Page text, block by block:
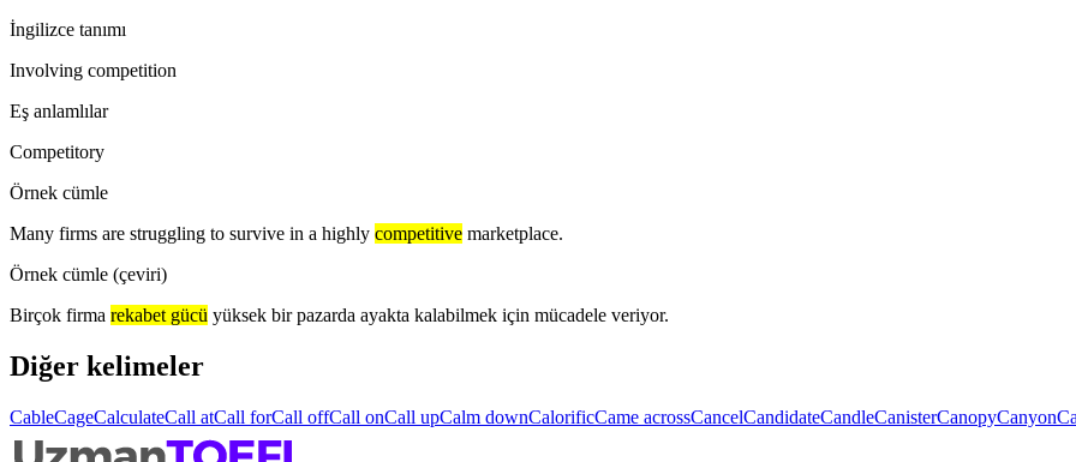
İngilizce tanımı
Involving competition
Eş anlamlılar
Competitory
Örnek cümle
Many firms are struggling to survive in a highly competitive marketplace.
Örnek cümle (çeviri)
Birçok firma rekabet gücü yüksek bir pazarda ayakta kalabilmek için mücadele veriyor.
Diğer kelimeler
CableCageCalculateCall atCall forCall offCall onCall upCalm downCalorificCame acrossCancelCandidateCandleCanisterCanopyCanyon